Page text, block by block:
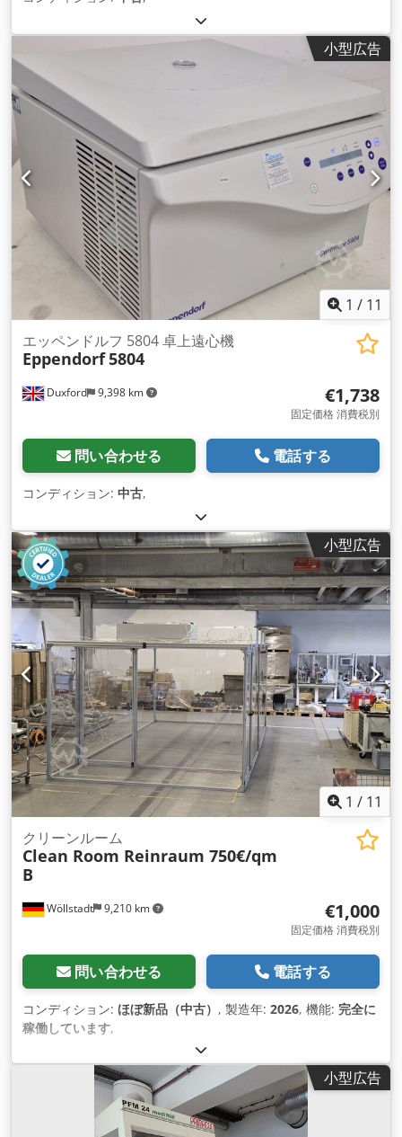
小型広告
1 / 11
Duxford 9,398 km
エッペンドルフ 5804 卓上遠心機
Eppendorf5804
€1,738
固定価格 消費税別
問い合わせる 電話する
コンディション: 中古,
小型広告
1 / 11
Wöllstadt 9,210 km
クリーンルーム
Clean Room Reinraum 750€/qm
B
€1,000
固定価格 消費税別
問い合わせる 電話する
コンディション: ほぼ新品（中古） , 製造年: 2026, 機能: 完全に
稼働しています,
小型広告